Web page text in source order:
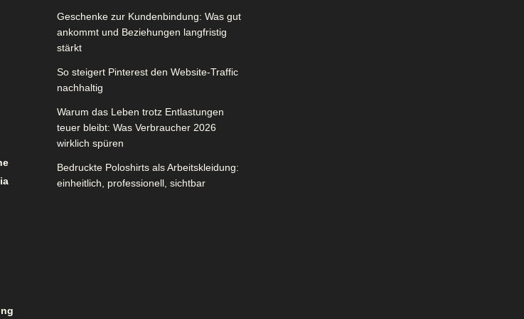
Geschenke zur Kundenbindung: Was gut
ankommt und Beziehungen langfristig
stärkt
So steigert Pinterest den Website-Traffic
nachhaltig
Warum das Leben trotz Entlastungen
teuer bleibt: Was Verbraucher 2026
wirklich spüren
Bedruckte Poloshirts als Arbeitskleidung:
einheitlich, professionell, sichtbar